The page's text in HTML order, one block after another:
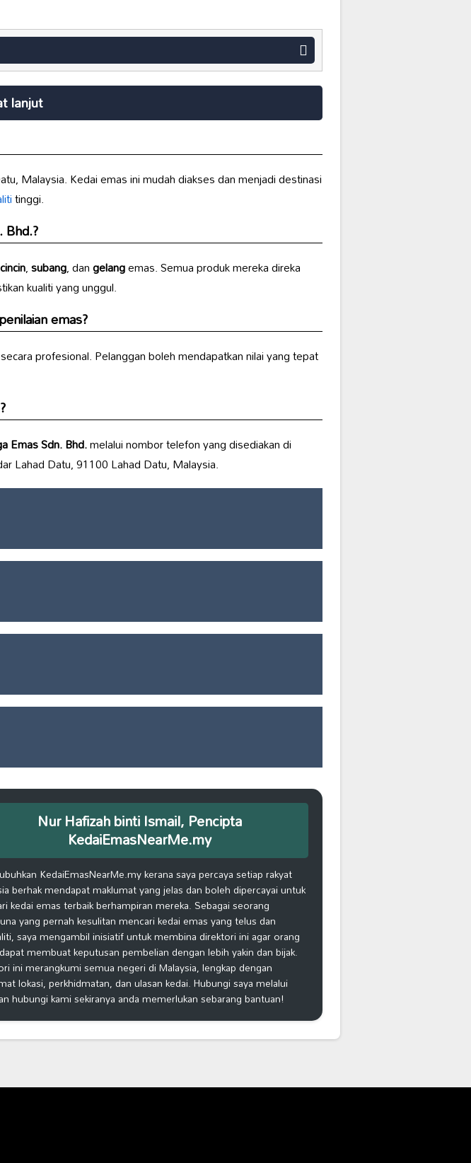
lanjut
Malaysia. Kedai emas ini mudah diakses dan menjadi destinasi
tinggi.
Bhd.?
cincin,subang, dangelangemas. Semua produk mereka direka
kualiti yang unggul.
penilaian emas?
profesional. Pelanggan boleh mendapatkan nilai yang tepat
?
Emas Sdn. Bhd.melalui nombor telefon yang disediakan di
Lahad Datu, 91100 Lahad Datu, Malaysia.
Nur Hafizah binti Ismail, Pencipta
KedaiEmasNearMe.my
KedaiEmasNearMe.my kerana saya percaya setiap rakyat
berhak mendapat maklumat yang jelas dan boleh dipercayai untuk
kedai emas terbaik berhampiran mereka. Sebagai seorang
yang pernah kesulitan mencari kedai emas yang telus dan
saya mengambil inisiatif untuk membina direktori ini agar orang
membuat keputusan pembelian dengan lebih yakin dan bijak.
ini merangkumi semua negeri di Malaysia, lengkap dengan
lokasi, perkhidmatan, dan ulasan kedai. Hubungi saya melalui
hubungi kami sekiranya anda memerlukan sebarang bantuan!